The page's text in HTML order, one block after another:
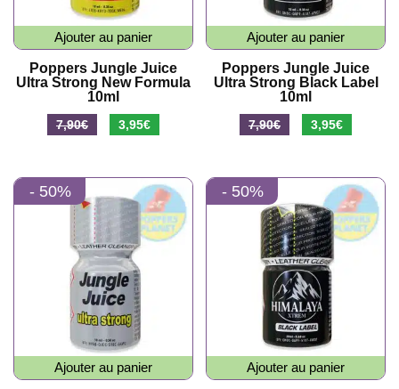
Ajouter au panier
Poppers Jungle Juice
Ultra Strong New Formula
10ml
7,90€
Le
était :
7,90€.
3,95€
est :
3,95€.
Ajouter au panier
Poppers Jungle Juice
Ultra Strong Black Label
10ml
7,90€
Le
était :
7,90€.
3,95€
est :
3,95€.
- 50%
Ajouter au panier
- 50%
Ajouter au panier